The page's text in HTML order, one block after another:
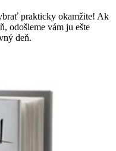
prakticky okamžite! Ak
odošleme vám ju ešte
deň.